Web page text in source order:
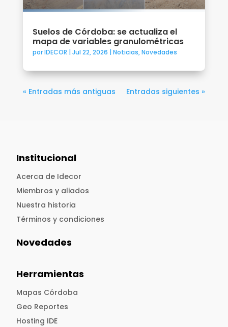
Suelos de Córdoba: se actualiza el
mapa de variables granulométricas
porIDECOR | Jul 22, 2026 | Noticias,Novedades
« Entradas más antiguas Entradas siguientes »
Institucional
Acerca de Idecor
Miembros y aliados
Nuestra historia
Términos y condiciones
Novedades
Herramientas
Mapas Córdoba
Geo Reportes
Hosting IDE